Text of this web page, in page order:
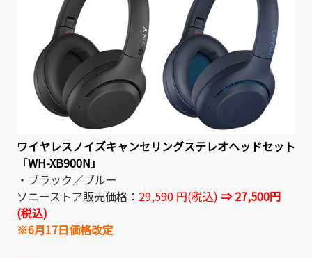
ワイヤレスノイズキャンセリングステレオヘッドセット
「WH-XB900N」
・ブラック／ブルー
ソニーストア販売価格： 29,590 円(税込) ⇒ 27,500円
(税込)
※6月17日価格改定